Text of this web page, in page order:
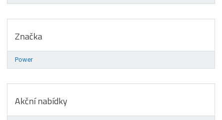
Značka
Power
Akční nabídky